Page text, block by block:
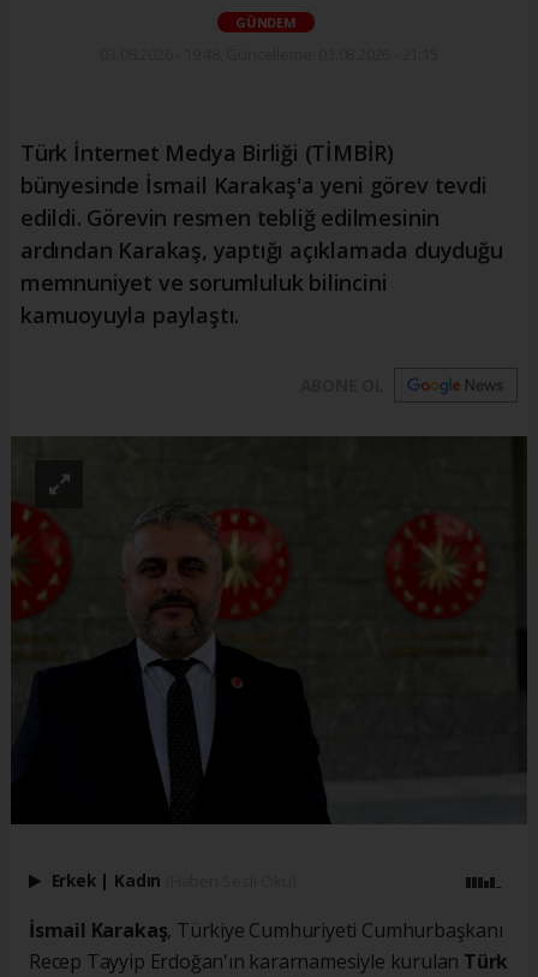
GÜNDEM
Türk İnternet Medya Birliği (TİMBİR)
bünyesinde İsmail Karakaş'a yeni görev tevdi
edildi. Görevin resmen tebliğ edilmesinin
ardından Karakaş, yaptığı açıklamada duyduğu
memnuniyet ve sorumluluk bilincini
kamuoyuyla paylaştı.
Erkek | Kadın
İsmail Karakaş, Türkiye Cumhuriyeti Cumhurbaşkanı
Recep Tayyip Erdoğan'ın kararnamesiyle kurulan Türk